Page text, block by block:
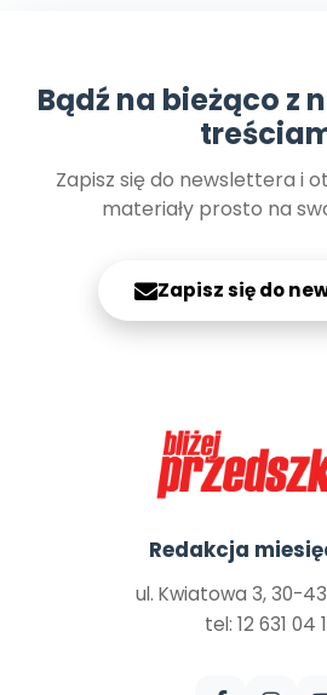
Bądź na bieżąco z
Zapisz się do newslettera i
materiały prosto na
Zapisz się do
Redakcja
ul. Kwiatowa 3, 30-
tel: 12 631 04